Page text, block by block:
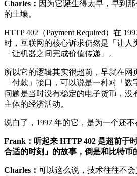
Charles： 因为它诞生得太早，早到
的土壤。
HTTP 402（Payment Required）在
时，互联网的核心诉求仍然是「让人
「让机器之间完成价值传递」。
所以它的逻辑其实很超前，早就在网
「付款」接口，可以说是一种对「
问题是当时没有稳定的电子货币，没
主体的经济活动。
说白了，1997 年的它，是为一个还不
Frank：听起来 HTTP 402 是超前于
合适的时刻」的故事，倒是和比特币
Charles： 可以这么说，技术往往不会